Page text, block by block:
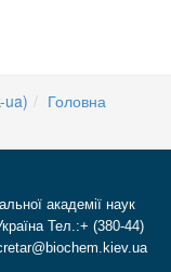
ua)
Головна
академії наук
Тел.:+ (380-44)